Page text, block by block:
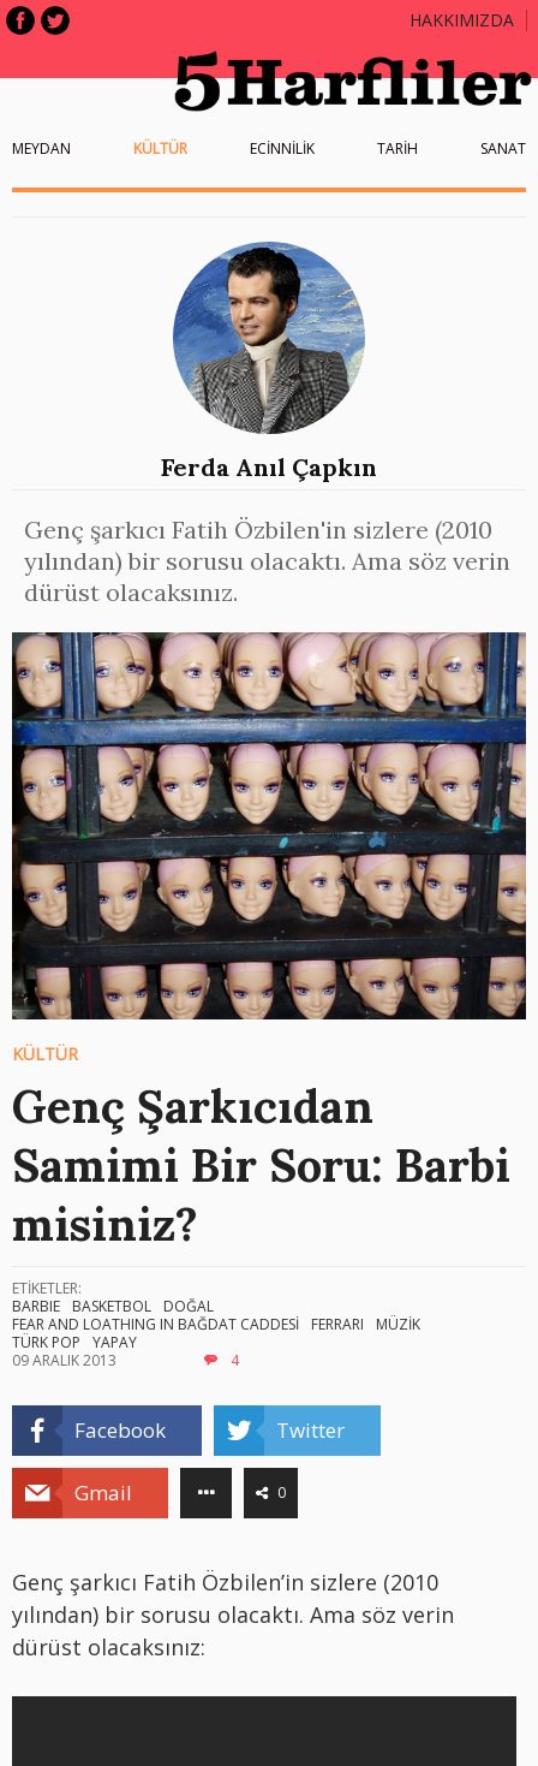
HAKKIMIZDA
MEYDAN KÜLTÜR ECİNNİLİK TARİH SANAT
Ferda Anıl Çapkın
Genç şarkıcı Fatih Özbilen'in sizlere (2010
yılından) bir sorusu olacaktı. Ama söz verin
dürüst olacaksınız.
KÜLTÜR
Genç Şarkıcıdan
Samimi Bir Soru: Barbi
misiniz?
ETİKETLER:
BARBIE
BASKETBOL
DOĞAL
FEAR AND LOATHING IN BAĞDAT CADDESİ
FERRARI
MÜZİK
TÜRK POP
YAPAY
09 ARALIK 2013
4
Facebook Twitter
Gmail 0
Genç şarkıcı Fatih Özbilen’in sizlere (2010
yılından) bir sorusu olacaktı. Ama söz verin
dürüst olacaksınız: